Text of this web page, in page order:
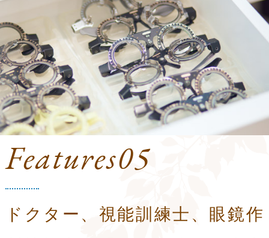
Features05
ドクター、視能訓練士、眼鏡作